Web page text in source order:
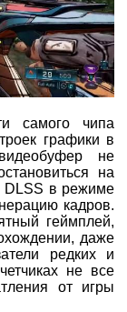
самого чипа
графики в
не
на
DLSS в режиме
кадров.
геймплей,
даже
редких и
не все
от игры